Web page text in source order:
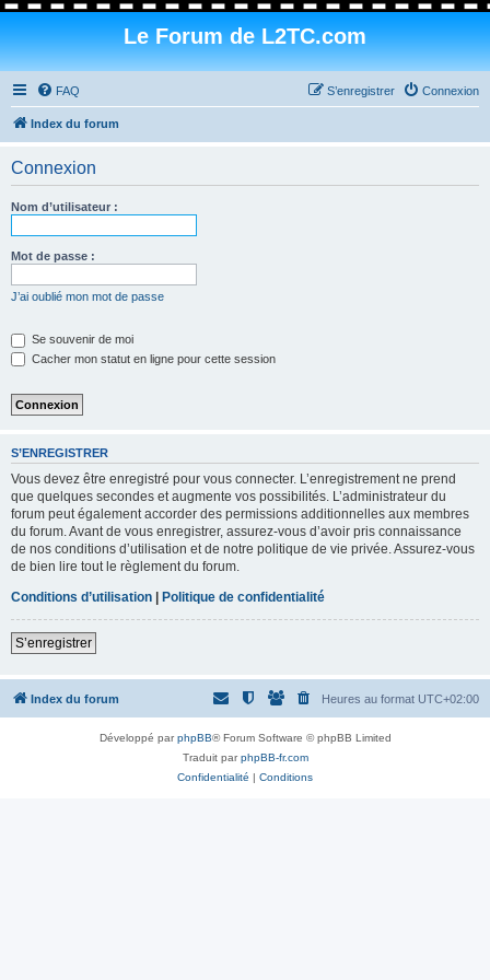
Le Forum de L2TC.com
FAQ Connexion
S’enregistrer
Index du forum
Connexion
Nom d’utilisateur :
Mot de passe :
J’ai oublié mon mot de passe
Se souvenir de moi
Cacher mon statut en ligne pour cette session
S’ENREGISTRER
Vous devez être enregistré pour vous connecter. L’enregistrement ne prend
que quelques secondes et augmente vos possibilités. L’administrateur du
forum peut également accorder des permissions additionnelles aux membres
du forum. Avant de vous enregistrer, assurez-vous d’avoir pris connaissance
de nos conditions d’utilisation et de notre politique de vie privée. Assurez-vous
de bien lire tout le règlement du forum.
Conditions d’utilisation | Politique de confidentialité
S’enregistrer
Index du forum Heures au format UTC+02:00
Développé parphpBB® Forum Software © phpBB Limited
Traduit parphpBB-fr.com
Confidentialité | Conditions